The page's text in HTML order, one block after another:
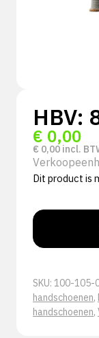
HBV:
€ 0,00
€ 0,00 incl.
Dit product is
SKU: 100-105-
handschoenen,
handschoenen,